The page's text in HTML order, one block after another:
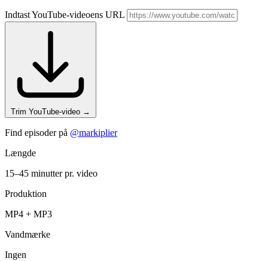
Indtast YouTube-videoens URL
Trim YouTube-video →
Find episoder på @markiplier
Længde
15–45 minutter pr. video
Produktion
MP4 + MP3
Vandmærke
Ingen